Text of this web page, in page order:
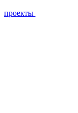
проекты